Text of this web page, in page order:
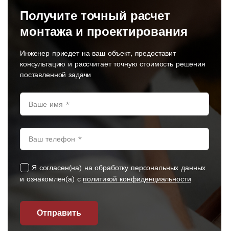
Получите точный расчет
монтажа и проектирования
Инженер приедет на ваш объект, предоставит
консультацию и рассчитает точную стоимость решения
поставленной задачи
Я согласен(на) на обработку персональных данных
и ознакомлен(а) с политикой конфиденциальности
Отправить